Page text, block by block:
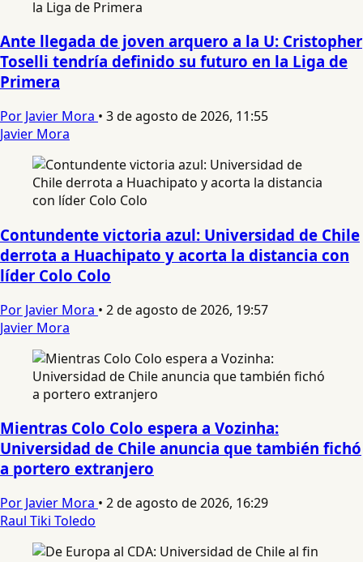
Ante llegada de joven arquero a la U: Cristopher
Toselli tendría definido su futuro en la Liga de
Primera
Por Javier Mora • 3 de agosto de 2026, 11:55
Javier Mora
Contundente victoria azul: Universidad de Chile
derrota a Huachipato y acorta la distancia con
líder Colo Colo
Por Javier Mora • 2 de agosto de 2026, 19:57
Javier Mora
Mientras Colo Colo espera a Vozinha:
Universidad de Chile anuncia que también fichó
a portero extranjero
Por Javier Mora • 2 de agosto de 2026, 16:29
Raul Tiki Toledo